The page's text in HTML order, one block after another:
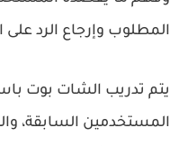
المطلوب وإرجاع الرد
يتم تدريب الشات بوت
المستخدمين السابقة،